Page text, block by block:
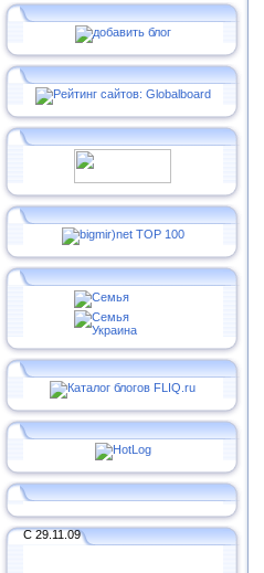
С 29.11.09